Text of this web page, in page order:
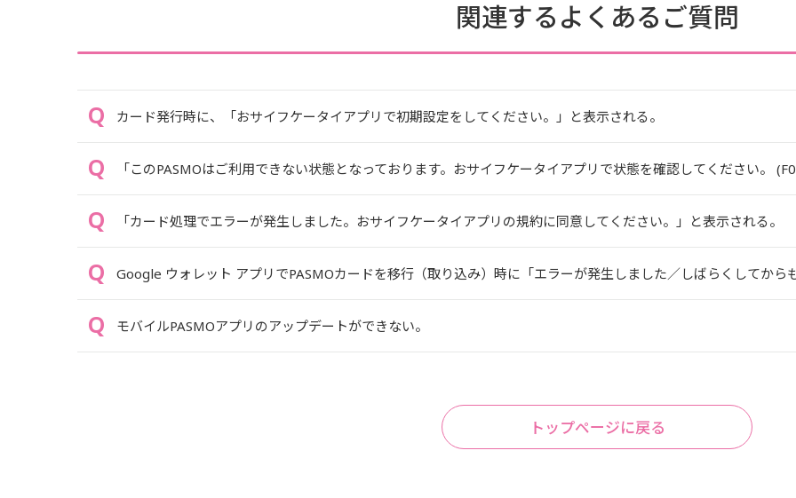
関連するよくあるご質問
カード発行時に、「おサイフケータイアプリで初期設定をしてください。」と表示される。
「このPASMOはご利用できない状態となっております。おサイフケータイアプリで状態を確認してください。
「カード処理でエラーが発生しました。おサイフケータイアプリの規約に同意してください。」と表示される。
Google ウォレット アプリでPASMOカードを移行（取り込み）時に「エラーが発生しました／しばらくしてから
モバイルPASMOアプリのアップデートができない。
トップページに戻る